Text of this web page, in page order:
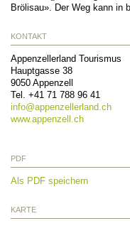
Brölisau». Der Weg kann in
KONTAKT
Appenzellerland Tourismus
Hauptgasse 38
9050 Appenzell
Tel. +41 71 788 96 41
info@appenzellerland.ch
www.appenzell.ch
PDF
Als PDF speichern
KARTE